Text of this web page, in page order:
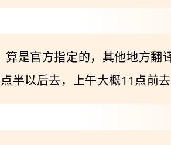
算是官方指定的，其他地方
半以后去，上午大概11点前